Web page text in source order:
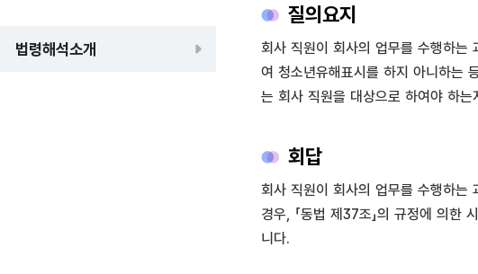
법령해석소개
질의요지
회사 직원이 회사의 업무를 수행하는
여 청소년유해표시를 하지 아니하는
는 회사 직원을 대상으로 하여야 하
회답
회사 직원이 회사의 업무를 수행하는
경우, 「동법 제37조」의 규정에 의한
니다.